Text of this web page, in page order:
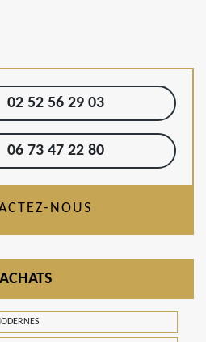
02 52 56 29 03
06 73 47 22 80
NOUS
ACHATS